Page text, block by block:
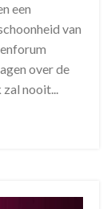
een
van
over de
zal nooit...